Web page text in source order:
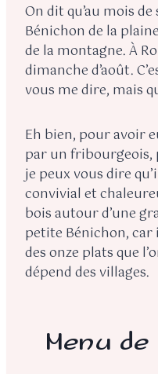
On dit qu’au mois
Bénichon de la
de la montagne. À
dimanche d’août.
vous me dire, mais
Eh bien, pour avoir
par un fribourgeois,
je peux vous dire
convivial et
bois autour d’une
petite Bénichon, car
des onze plats que
dépend des villages.
Menu